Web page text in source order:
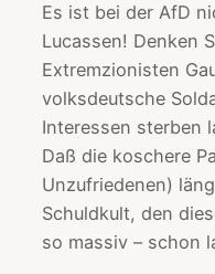
Es ist bei der AfD
Lucassen! Denken
Extremzionisten
volksdeutsche
Interessen sterben
Daß die koschere
Unzufriedenen)
Schuldkult, den
so massiv – schon